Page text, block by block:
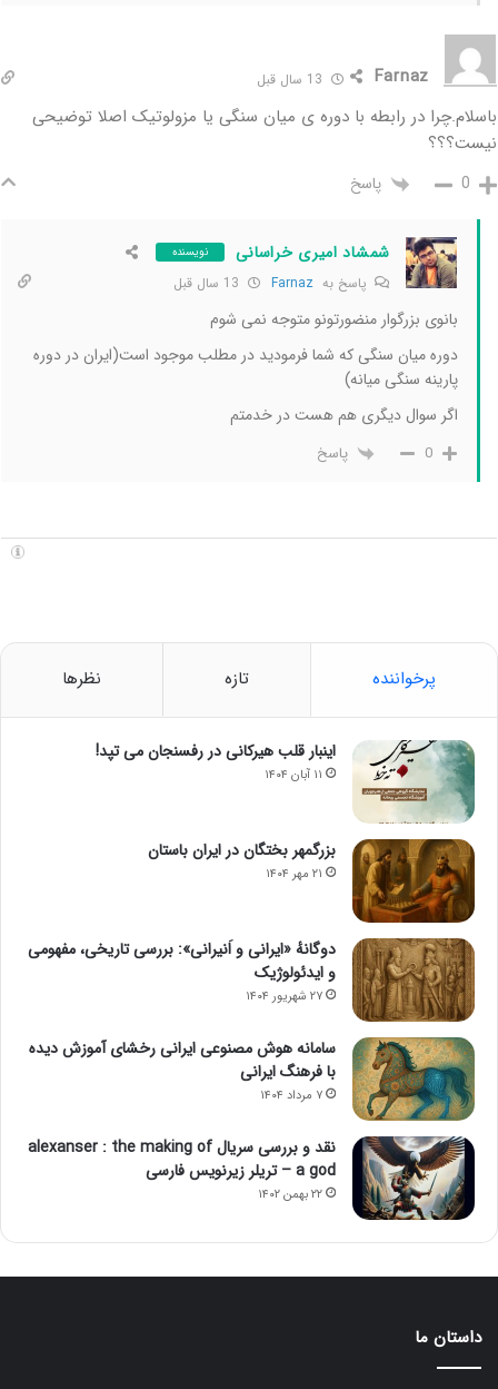
Farnaz
باسلام.چرا در رابطه با دوره ی میان سنگی یا مزولوتیک اصلا توضیحی
نیست؟؟؟
0 پاسخ
شمشاد امیری خراسانی نویسنده
پاسخ به Farnaz
بانوی بزرگوار منضورتونو متوجه نمی شوم
دوره میان سنگی که شما فرمودید در مطلب موجود است(ایران در دوره
پارینه سنگی میانه)
اگر سوال دیگری هم هست در خدمتم
0 پاسخ
پرخواننده تازه نظرها
اینبار قلب هیرکانی در رفسنجان می تپد!
۱۱ آبان ۱۴۰۴
بزرگمهر بختگان در ایران باستان
۲۱ مهر ۱۴۰۴
دوگانهٔ «ایرانی و اَنیرانی»: بررسی تاریخی، مفهومی
و ایدئولوژیک
۲۷ شهریور ۱۴۰۴
سامانه هوش مصنوعی ایرانی رخشای آموزش دیده
با فرهنگ ایرانی
۷ مرداد ۱۴۰۴
نقد و بررسی سریال alexanser : the making of
a god – تریلر زیرنویس فارسی
۲۲ بهمن ۱۴۰۲
داستان ما